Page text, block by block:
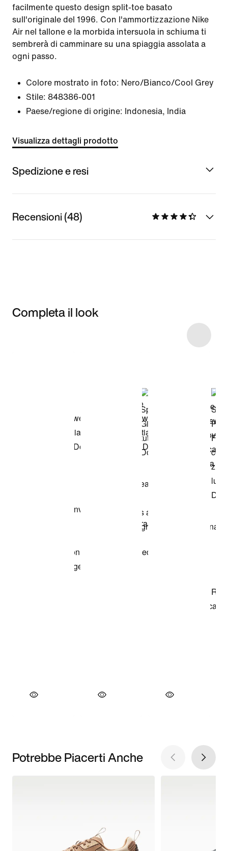
facilmente questo design split-toe basato
sull'originale del 1996. Con l'ammortizzazione Nike
Air nel tallone e la morbida intersuola in schiuma ti
sembrerà di camminare su una spiaggia assolata a
ogni passo.
Colore mostrato in foto: Nero/Bianco/Cool Grey
Stile: 848386-001
Paese/regione di origine: Indonesia, India
Visualizza dettagli prodotto
Spedizione e resi
Recensioni (48)
Completa il look
Potrebbe Piacerti Anche